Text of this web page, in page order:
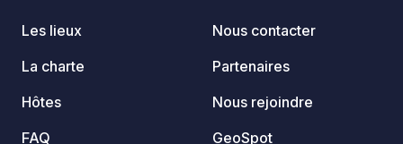
Les lieux
La charte
Hôtes
FAQ
Nous contacter
Partenaires
Nous rejoindre
GeoSpot